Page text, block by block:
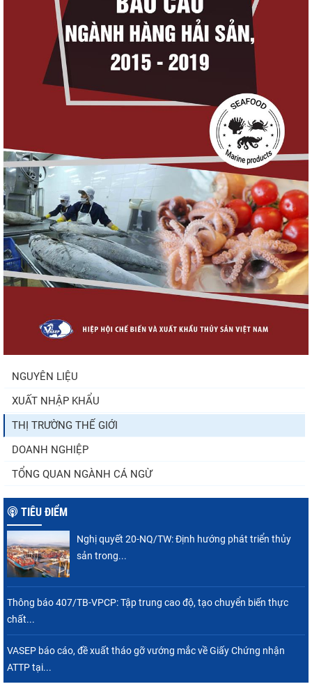
Thuế Mục 301 và bài toán thích ứng của
tôm Việt tại thị...
Xuất khẩu cá tra sang CPTPP: Mở rộng cơ
Xuất khẩu cá ngừ Việt Nam sang Canada
tăng nhẹ, áp lực mới...
Nguồn cung giảm, giá cá rô phi Trung Quốc
tiếp tục tăng
Trung Quốc tăng mạnh nhập khẩu mực,
sàng cho chuỗi...
NGUYÊN LIỆU
XUẤT NHẬP KHẨU
THỊ TRƯỜNG THẾ GIỚI
DOANH NGHIỆP
TỔNG QUAN NGÀNH CÁ NGỪ
TIÊU ĐIỂM
Nghị quyết 20-NQ/TW: Định hướng phát triển thủy
sản trong...
Thông báo 407/TB-VPCP: Tập trung cao độ, tạo chuyển biến thực
chất...
VASEP báo cáo, đề xuất tháo gỡ vướng mắc về Giấy Chứng nhận
ATTP tại...